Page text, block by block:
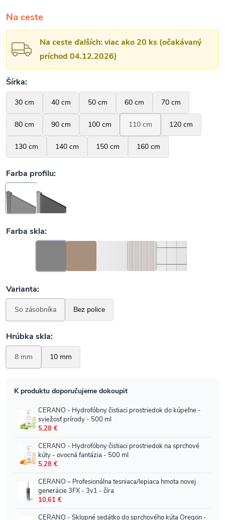
Na ceste
Na ceste ďalších: viac ako 20 ks (očakávaný
príchod 04.12.2026)